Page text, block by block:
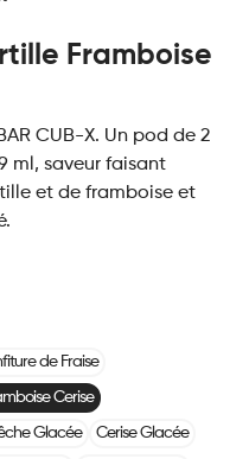
Framboise
CUB-X. Un pod de 2
ml, saveur faisant
et de framboise et
de Fraise
Cerise
Glacée Cerise Glacée